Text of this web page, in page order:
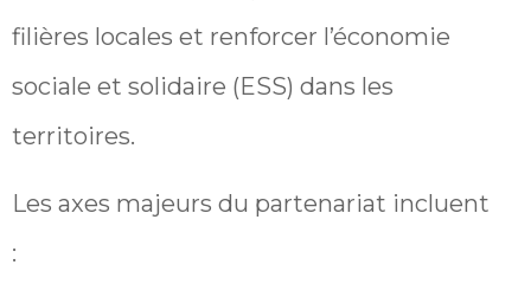
filières locales et renforcer l’économie
sociale et solidaire (ESS) dans les
territoires.
Les axes majeurs du partenariat incluent
: